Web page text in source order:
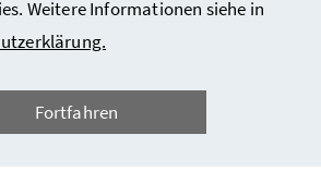
Weitere Informationen siehe in
Fortfahren
und Copyright
Barrierefreiheitserklärung